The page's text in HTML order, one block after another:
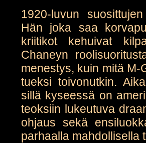
1920-luvun
Hän joka saa
kriitikot kehuivat
Chaneyn
menestys, kuin mitä M-
tueksi toivonutkin.
sillä kyseessä on
teoksiin lukeutuva
ohjaus sekä
parhaalla mahdollisella